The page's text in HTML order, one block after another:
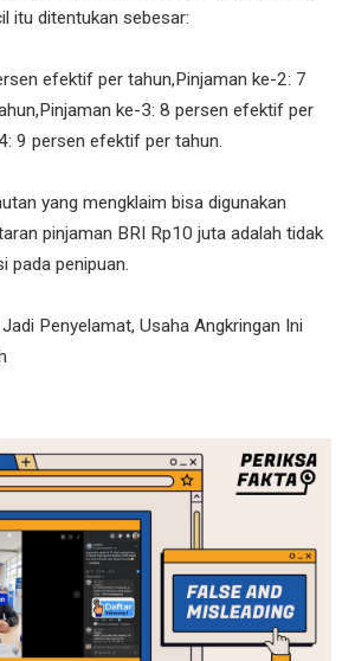
itu ditentukan sebesar:
efektif per tahun,Pinjaman ke-2: 7
ke-3: 8 persen efektif per
9 persen efektif per tahun.
yang mengklaim bisa digunakan
pinjaman BRI Rp10 juta adalah tidak
pada penipuan.
Penyelamat, Usaha Angkringan Ini